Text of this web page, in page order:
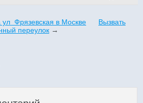
ул Фрязевская в Москве
Вызвать
переулок →